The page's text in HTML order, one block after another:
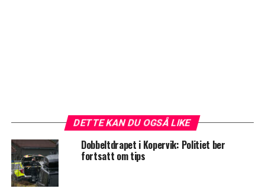
DETTE KAN DU OGSÅ LIKE
Dobbeltdrapet i Kopervik: Politiet ber
fortsatt om tips